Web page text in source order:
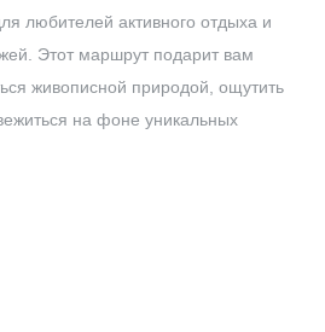
любителей активного отдыха и
Этот маршрут подарит вам
живописной природой, ощутить
на фоне уникальных